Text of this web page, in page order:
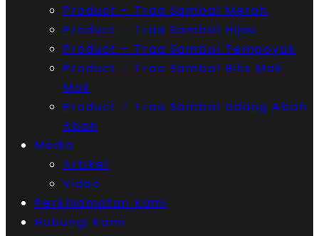
Product – Traa Sambal Merah
Product – Traa Sambal Hijau
Product – Traa Sambal Tempoyak
Product – Traa Sambal Bilis Mak
Mak
Product – Traa Sambal Udang Abah
Abah
Media
Artikel
Video
Perkhidmatan Kami
Hubungi Kami